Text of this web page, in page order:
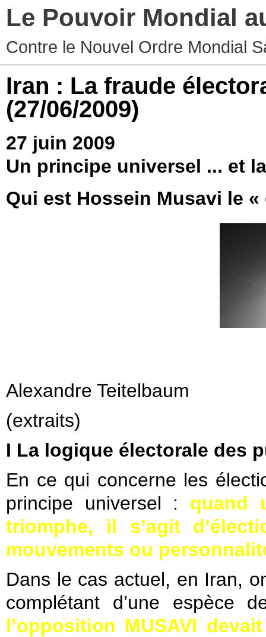
Le Pouvoir Mondial
Contre le Nouvel Ordre Mondial
Iran : La fraude
(27/06/2009)
27 juin 2009
Un principe universel ... et
Qui est Hossein Musavi le
Alexandre Teitelbaum
(extraits)
I La logique électorale des
En ce qui concerne les
principe universel : quand
triomphe, il s’agit
mouvements ou
Dans le cas actuel, en Iran,
complétant d’une espèce
l’opposition MUSAVI